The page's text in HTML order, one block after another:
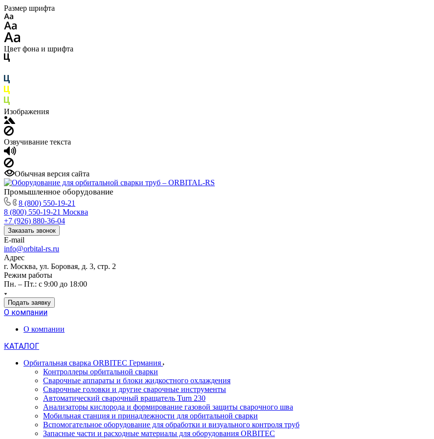
Размер шрифта
Цвет фона и шрифта
Изображения
Озвучивание текста
Обычная версия сайта
Промышленное оборудование
8 (800) 550-19-21
8 (800) 550-19-21 Москва
+7 (926) 880-36-04
Заказать звонок
E-mail
info@orbital-rs.ru
Адрес
г. Москва, ул. Боровая, д. 3, стр. 2
Режим работы
Пн. – Пт.: с 9:00 до 18:00
Подать заявку
О компании
О компании
КАТАЛОГ
Орбитальная сварка ORBITEC Германия
Контроллеры орбитальной сварки
Сварочные аппараты и блоки жидкостного охлаждения
Сварочные головки и другие сварочные инструменты
Автоматический сварочный вращатель Turn 230
Анализаторы кислорода и формирование газовой защиты сварочного шва
Мобильная станция и принадлежности для орбитальной сварки
Вспомогательное оборудование для обработки и визуального контроля труб
Запасные части и расходные материалы для оборудования ORBITEC